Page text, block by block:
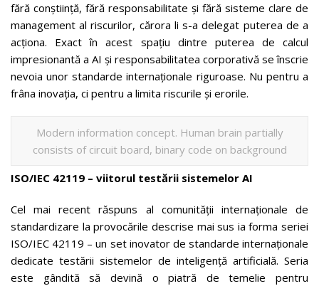
fără conștiință, fără responsabilitate și fără sisteme clare de
management al riscurilor, cărora li s-a delegat puterea de a
acționa. Exact în acest spațiu dintre puterea de calcul
impresionantă a AI și responsabilitatea corporativă se înscrie
nevoia unor standarde internaționale riguroase. Nu pentru a
frâna inovația, ci pentru a limita riscurile și erorile.
Modern information concept. Human brain partially
consists of circuit board, binary code on background
ISO/IEC 42119 – viitorul testării sistemelor AI
Cel mai recent răspuns al comunității internaționale de
standardizare la provocările descrise mai sus ia forma seriei
ISO/IEC 42119 – un set inovator de standarde internaționale
dedicate testării sistemelor de inteligență artificială. Seria
este gândită să devină o piatră de temelie pentru